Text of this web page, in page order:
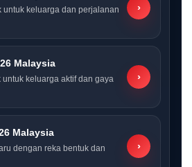
untuk keluarga dan perjalanan
›
Malaysia
keluarga aktif dan gaya
›
Malaysia
dengan reka bentuk dan
›